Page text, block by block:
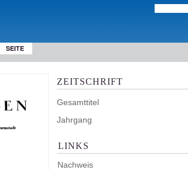
SEITE
ZEITSCHRIFT
Gesamttitel
Jahrgang
LINKS
Nachweis